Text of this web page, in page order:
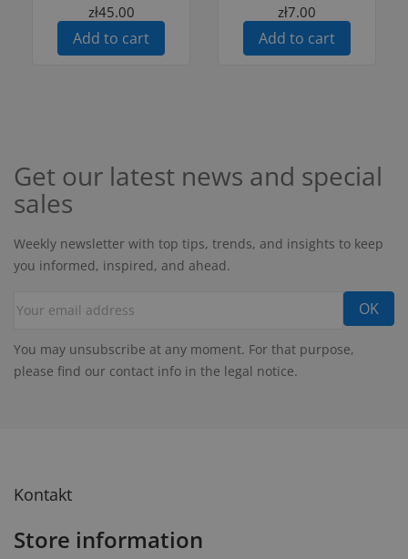
zł45.00
Add to cart
zł7.00
Add to cart
Get our latest news and special
sales
Weekly newsletter with top tips, trends, and insights to keep
you informed, inspired, and ahead.
You may unsubscribe at any moment. For that purpose,
please find our contact info in the legal notice.
Kontakt
Store information